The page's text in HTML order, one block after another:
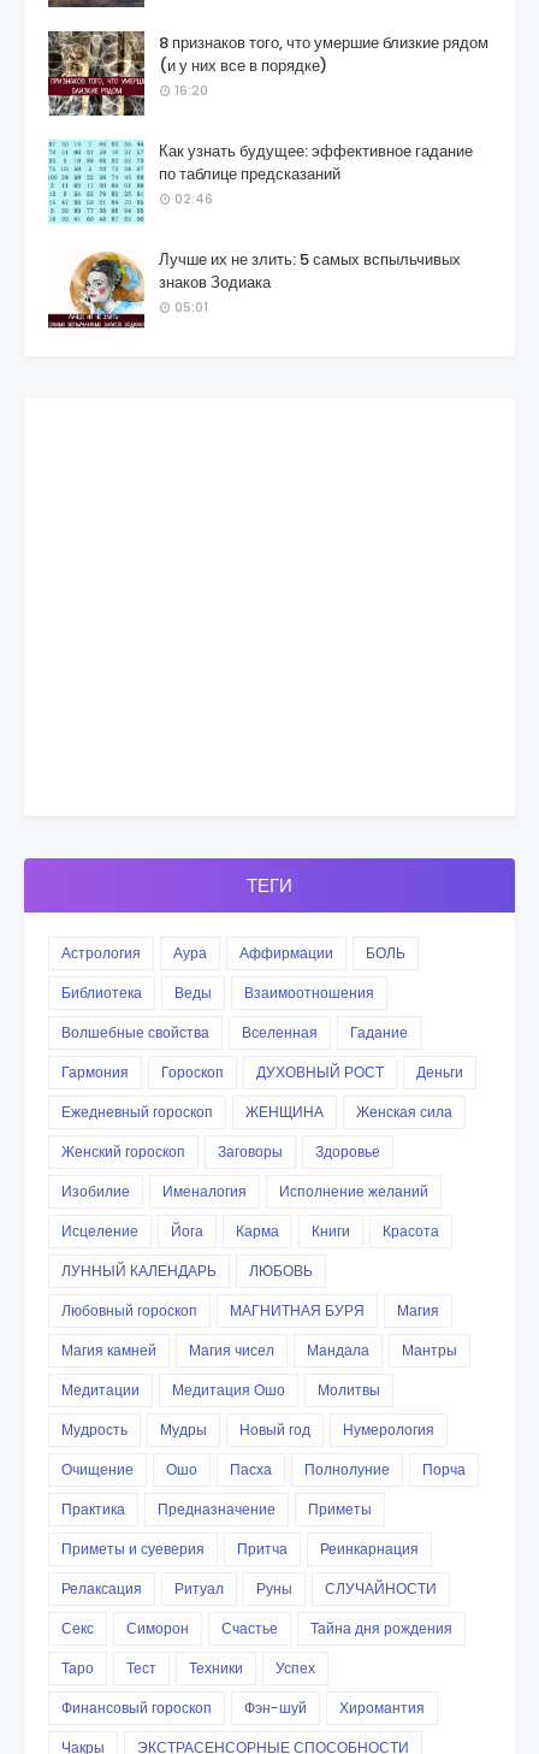
8 признаков того, что умершие близкие рядом
(и у них все в порядке)
16:20
Как узнать будущее: эффективное гадание
по таблице предсказаний
02:46
Лучше их не злить: 5 самых вспыльчивых
знаков Зодиака
05:01
ТЕГИ
Астрология Аура Аффирмации
БОЛЬ
Библиотека
Веды
Взаимоотношения
Волшебные свойства
Вселенная
Гадание
Гармония
Гороскоп ДУХОВНЫЙ РОСТ
Деньги
Ежедневный гороскоп
ЖЕНЩИНА
Женская сила
Женский гороскоп
Заговоры
Здоровье
Изобилие
Именалогия
Исполнение желаний
Исцеление
Йога Карма Книги
Красота
ЛУННЫЙ КАЛЕНДАРЬ
ЛЮБОВЬ
Любовный гороскоп
МАГНИТНАЯ БУРЯ
Магия
Магия камней
Магия чисел Мандала
Мантры
Медитации
Медитация Ошо
Молитвы
Мудрость
Мудры Новый год
Нумерология
Очищение
Ошо Пасха Полнолуние
Порча
Практика
Предназначение
Приметы
Приметы и суеверия
Притча
Реинкарнация
Релаксация
Ритуал Руны
СЛУЧАЙНОСТИ
Секс
Симорон Счастье
Тайна дня рождения
Таро
Тест Техники
Успех
Финансовый гороскоп
Фэн-шуй
Хиромантия
Чакры
ЭКСТРАСЕНСОРНЫЕ СПОСОБНОСТИ